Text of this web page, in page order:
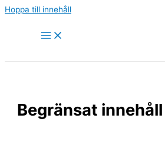
Hoppa till innehåll
Begränsat innehåll